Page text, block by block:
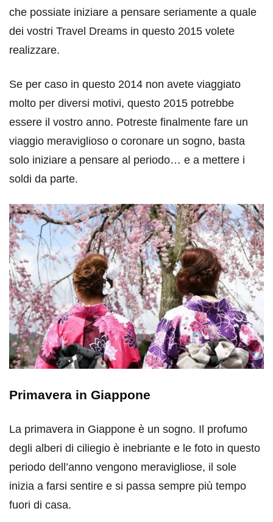
che possiate iniziare a pensare seriamente a quale
dei vostri Travel Dreams in questo 2015 volete
realizzare.
Se per caso in questo 2014 non avete viaggiato
molto per diversi motivi, questo 2015 potrebbe
essere il vostro anno. Potreste finalmente fare un
viaggio meraviglioso o coronare un sogno, basta
solo iniziare a pensare al periodo… e a mettere i
soldi da parte.
Primavera in Giappone
La primavera in Giappone è un sogno. Il profumo
degli alberi di ciliegio è inebriante e le foto in questo
periodo dell’anno vengono meravigliose, il sole
inizia a farsi sentire e si passa sempre più tempo
fuori di casa.